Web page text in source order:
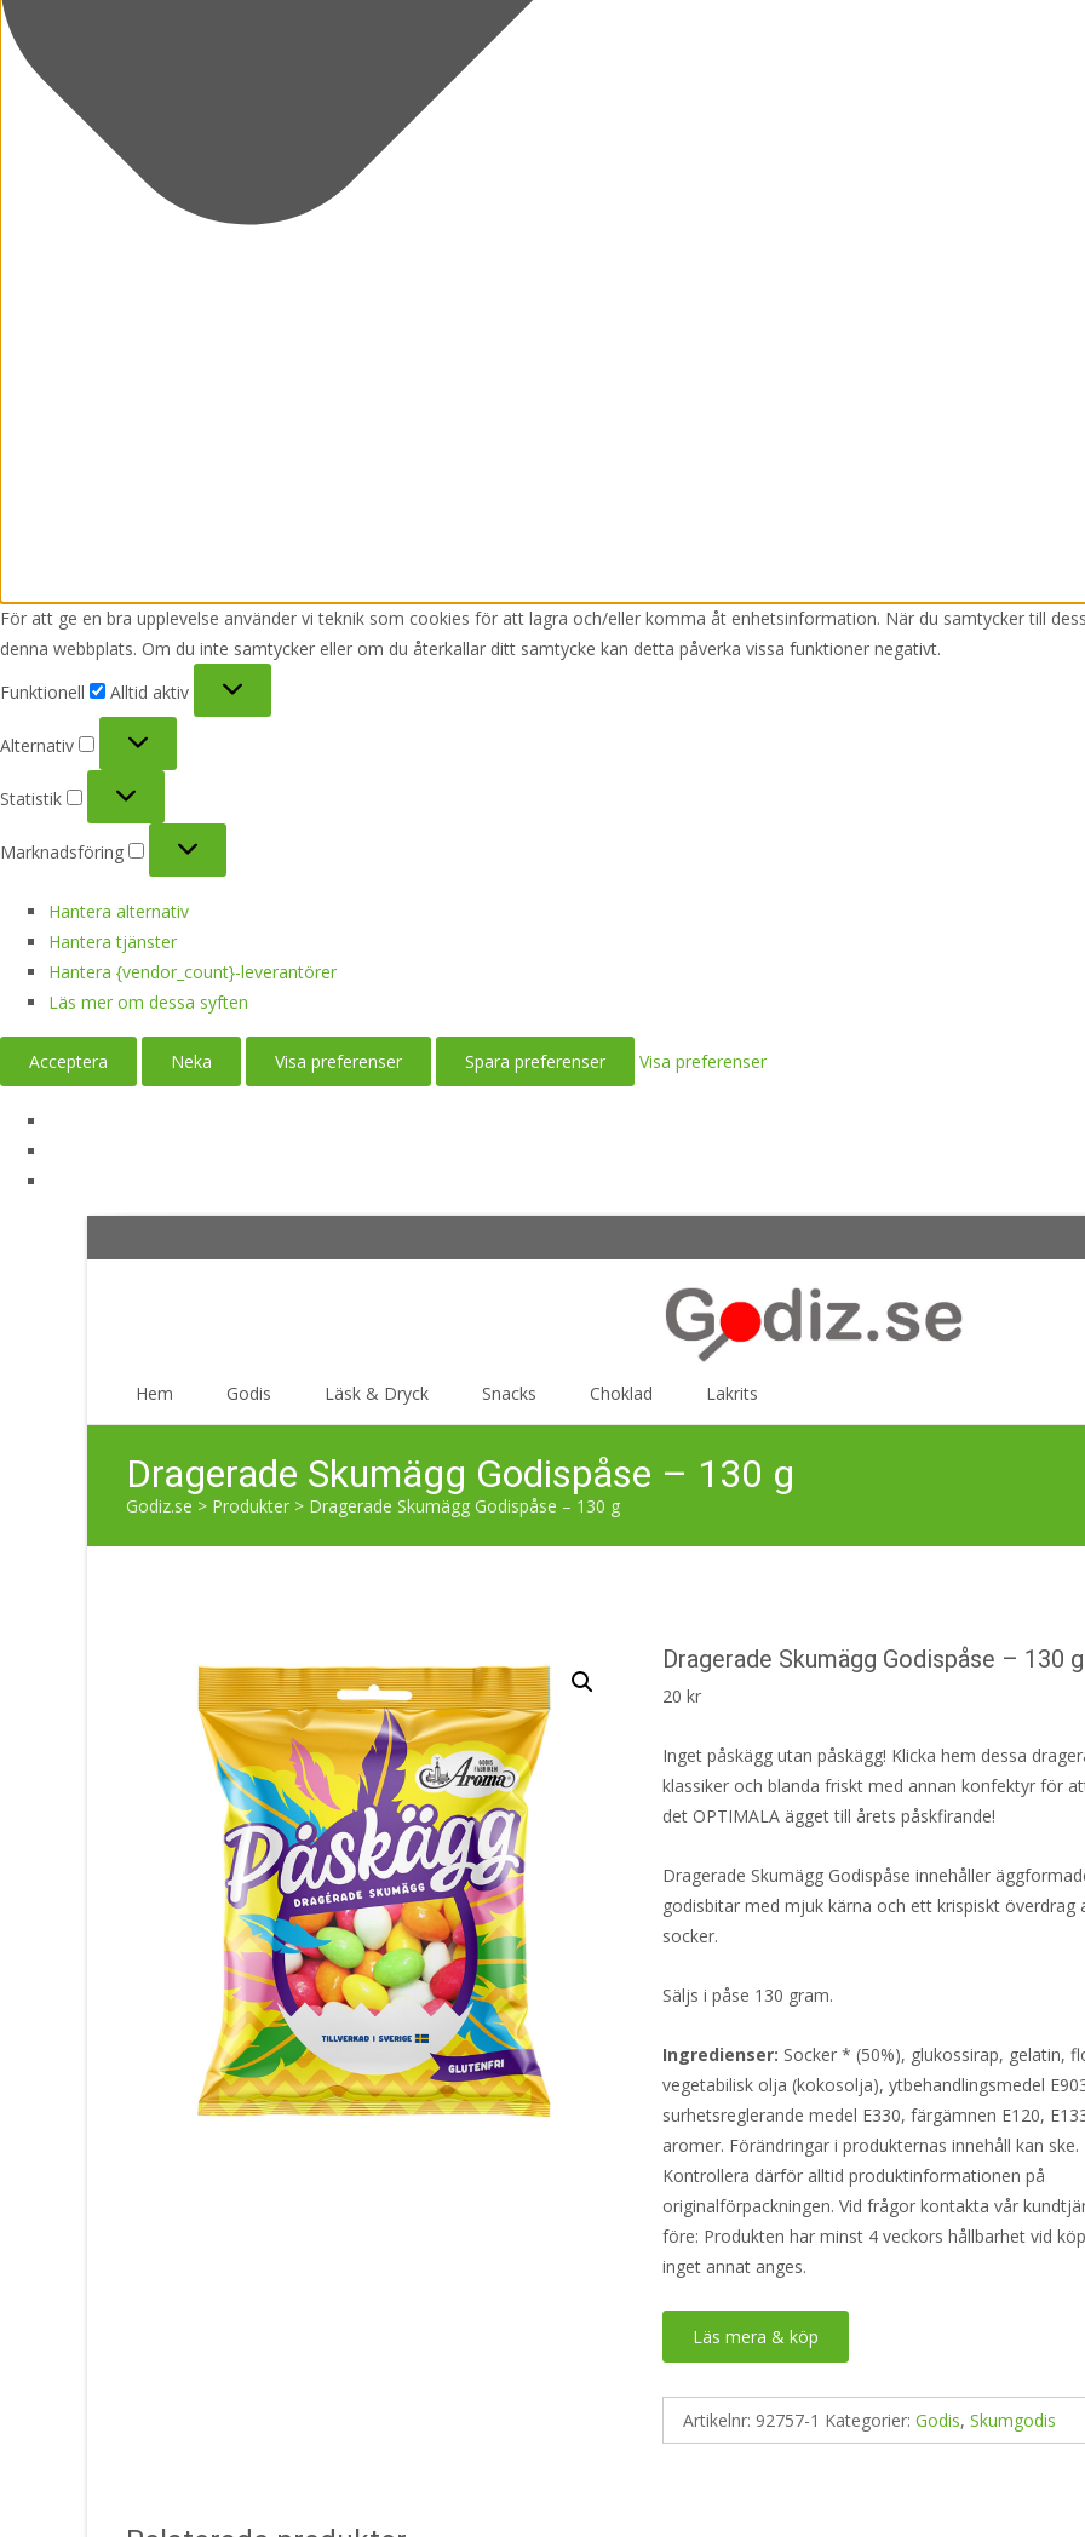
För att ge en bra upplevelse använder vi teknik som cookies för att lagra och/eller komma åt enhetsinformation. När du samtycker till
denna webbplats. Om du inte samtycker eller om du återkallar ditt samtycke kan detta påverka vissa funktioner negativt.
Funktionell
Alltid aktiv
Alternativ
Alternativ
Statistik
Statistik
Marknadsföring
Marknadsföring
Hantera alternativ
Hantera tjänster
Hantera {vendor_count}-leverantörer
Läs mer om dessa syften
Acceptera Neka Visa preferenser Spara preferenser Visa preferenser
Hem Godis Läsk & Dryck Snacks Choklad Lakrits
Dragerade Skumägg Godispåse – 130 g
Godiz.se > Produkter > Dragerade Skumägg Godispåse – 130 g
Dragerade Skumägg Godispåse – 130 g
20kr
Inget påskägg utan påskägg! Klicka hem dessa
klassiker och blanda friskt med annan konfektyr för
det OPTIMALA ägget till årets påskfirande!
Dragerade Skumägg Godispåse innehåller
godisbitar med mjuk kärna och ett krispiskt överdrag
socker.
Säljs i påse 130 gram.
Ingredienser: Socker * (50%), glukossirap, gelatin,
vegetabilisk olja (kokosolja), ytbehandlingsmedel
surhetsreglerande medel E330, färgämnen E120,
aromer. Förändringar i produkternas innehåll kan ske.
Kontrollera därför alltid produktinformationen på
originalförpackningen. Vid frågor kontakta vår
före: Produkten har minst 4 veckors hållbarhet vid
inget annat anges.
Läs mera & köp
Artikelnr: 92757-1 Kategorier:Godis,Skumgodis